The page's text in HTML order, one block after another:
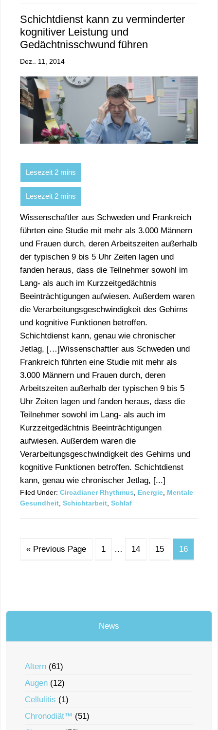
Schichtdienst kann zu verminderter
kognitiver Leistung und
Gedächtnisschwund führen
Dez.. 11, 2014
Wissenschaftler aus Schweden und Frankreich
führten eine Studie mit mehr als 3.000 Männern
und Frauen durch, deren Arbeitszeiten außerhalb
der typischen 9 bis 5 Uhr Zeiten lagen und
fanden heraus, dass die Teilnehmer sowohl im
Lang- als auch im Kurzzeitgedächtnis
Beeinträchtigungen aufwiesen. Außerdem waren
die Verarbeitungsgeschwindigkeit des Gehirns
und kognitive Funktionen betroffen.
Schichtdienst kann, genau wie chronischer
Jetlag, […]Wissenschaftler aus Schweden und
Frankreich führten eine Studie mit mehr als
3.000 Männern und Frauen durch, deren
Arbeitszeiten außerhalb der typischen 9 bis 5
Uhr Zeiten lagen und fanden heraus, dass die
Teilnehmer sowohl im Lang- als auch im
Kurzzeitgedächtnis Beeinträchtigungen
aufwiesen. Außerdem waren die
Verarbeitungsgeschwindigkeit des Gehirns und
kognitive Funktionen betroffen. Schichtdienst
kann, genau wie chronischer Jetlag, [...]
Filed Under: Circadianer Rhythmus Energie Mentale
Gesundheit Schichtarbeit Schlaf
« Previous Page 1 … 14 15 16
News
Altern (61)
Augen (12)
Cellulitis (1)
Chronodiät™ (51)